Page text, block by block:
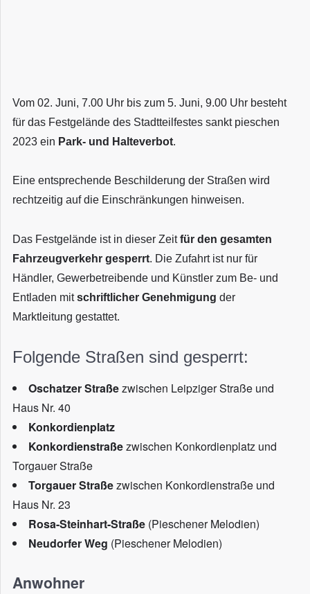
Vom 02. Juni, 7.00 Uhr bis zum 5. Juni, 9.00 Uhr besteht
für das Festgelände des Stadtteilfestes sankt pieschen
2023 ein Park- und Halteverbot.
Eine entsprechende Beschilderung der Straßen wird
rechtzeitig auf die Einschränkungen hinweisen.
Das Festgelände ist in dieser Zeitfür den gesamten
Fahrzeugverkehr gesperrt. Die Zufahrt ist nur für
Händler, Gewerbetreibende und Künstler zum Be- und
Entladen mitschriftlicher Genehmigung der
Marktleitung gestattet.
Folgende Straßen sind gesperrt:
Oschatzer Straßezwischen Leipziger Straße und
Haus Nr. 40
Konkordienplatz
Konkordienstraßezwischen Konkordienplatz und
Torgauer Straße
Torgauer Straßezwischen Konkordienstraße und
Haus Nr. 23
Rosa-Steinhart-Straße (Pieschener Melodien)
Neudorfer Weg (Pieschener Melodien)
Anwohner